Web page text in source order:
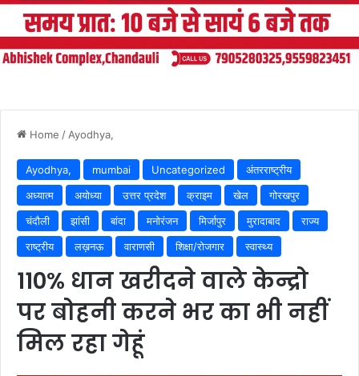
Home / Ayodhya,
Ayodhya, mumbai Uncategorized
अंतरराष्ट्रीय
अध्यात्म
अयोध्या उत्तर प्रदेश क्राइम खेल
गोरखपुर
चंदौली
झांसी बांदा मनोरंजन मिर्जापुर मुरादाबाद
राज्य
राष्ट्रीय
लख़नऊ वाराणसी शिक्षा/रोजगार स्वास्थ्य
110% धान खरीदने वाले केन्द्रो
पर बोहनी करने भर का भी नहीं
मिल रहा गेहूं